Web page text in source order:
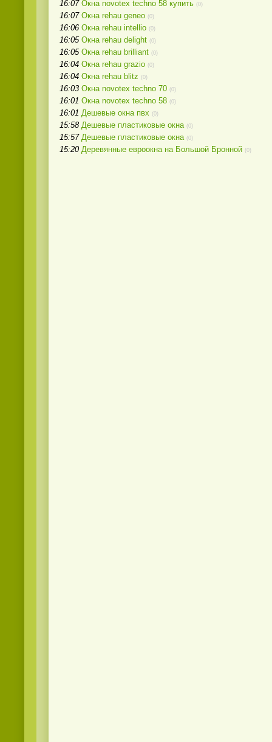
16:07 Окна novotex techno 58 купить (0)
16:07 Окна rehau geneo (0)
16:06 Окна rehau intellio (0)
16:05 Окна rehau delight (0)
16:05 Окна rehau brilliant (0)
16:04 Окна rehau grazio (0)
16:04 Окна rehau blitz (0)
16:03 Окна novotex techno 70 (0)
16:01 Окна novotex techno 58 (0)
16:01 Дешевые окна пвх (0)
15:58 Дешевые пластиковые окна (0)
15:57 Дешевые пластиковые окна (0)
15:20 Деревянные евроокна на Большой Бронной (0)